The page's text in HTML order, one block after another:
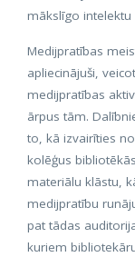
mākslīgo
Medijpratības
apliecinājuši,
medijpratības
ārpus tām.
to, kā izvairīties
kolēģus
materiālu klāstu,
medijpratību
pat tādas
kuriem